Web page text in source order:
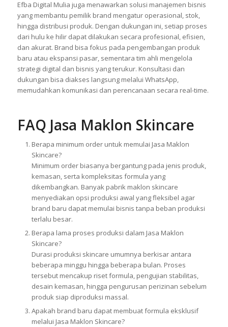
Efba Digital Mulia juga menawarkan solusi manajemen bisnis
yang membantu pemilik brand mengatur operasional, stok,
hingga distribusi produk. Dengan dukungan ini, setiap proses
dari hulu ke hilir dapat dilakukan secara profesional, efisien,
dan akurat. Brand bisa fokus pada pengembangan produk
baru atau ekspansi pasar, sementara tim ahli mengelola
strategi digital dan bisnis yang terukur. Konsultasi dan
dukungan bisa diakses langsung melalui WhatsApp,
memudahkan komunikasi dan perencanaan secara real-time.
FAQ Jasa Maklon Skincare
Berapa minimum order untuk memulai Jasa Maklon
Skincare?
Minimum order biasanya bergantung pada jenis produk,
kemasan, serta kompleksitas formula yang
dikembangkan. Banyak pabrik maklon skincare
menyediakan opsi produksi awal yang fleksibel agar
brand baru dapat memulai bisnis tanpa beban produksi
terlalu besar.
Berapa lama proses produksi dalam Jasa Maklon
Skincare?
Durasi produksi skincare umumnya berkisar antara
beberapa minggu hingga beberapa bulan. Proses
tersebut mencakup riset formula, pengujian stabilitas,
desain kemasan, hingga pengurusan perizinan sebelum
produk siap diproduksi massal.
Apakah brand baru dapat membuat formula eksklusif
melalui Jasa Maklon Skincare?